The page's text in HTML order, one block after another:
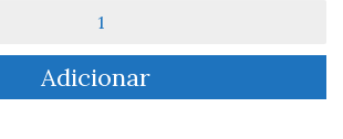
Adicionar